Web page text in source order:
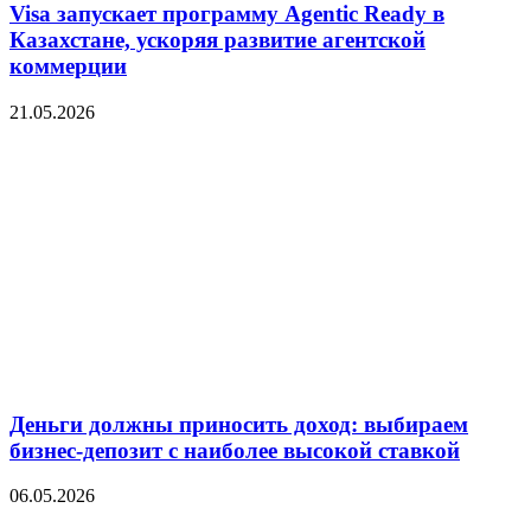
Visa запускает программу Agentic Ready в
Казахстане, ускоряя развитие агентской
коммерции
21.05.2026
Деньги должны приносить доход: выбираем
бизнес-депозит с наиболее высокой ставкой
06.05.2026